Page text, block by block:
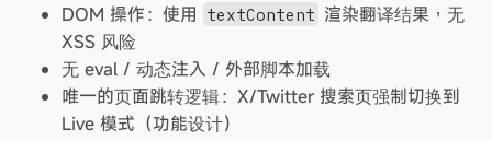
DOM 操作：使用 textContent 渲染翻译结果，无
XSS 风险
无 eval / 动态注入 / 外部脚本加载
唯一的页面跳转逻辑：X/Twitter 搜索页强制切换到
Live 模式（功能设计）